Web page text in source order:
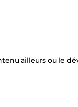
ailleurs ou le